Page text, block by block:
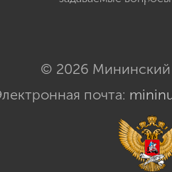
© 2026 Мининский
почта: